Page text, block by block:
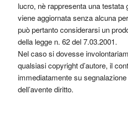
lucro, nè rappresenta una testata
viene aggiornata senza alcuna
può pertanto considerarsi un
della legge n. 62 del 7.03.2001.
Nel caso si dovesse
qualsiasi copyright d’autore, il
immediatamente su
dell’avente diritto.